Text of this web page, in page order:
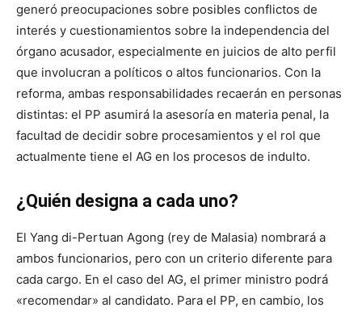
generó preocupaciones sobre posibles conflictos de
interés y cuestionamientos sobre la independencia del
órgano acusador, especialmente en juicios de alto perfil
que involucran a políticos o altos funcionarios. Con la
reforma, ambas responsabilidades recaerán en personas
distintas: el PP asumirá la asesoría en materia penal, la
facultad de decidir sobre procesamientos y el rol que
actualmente tiene el AG en los procesos de indulto.
¿Quién designa a cada uno?
El Yang di-Pertuan Agong (rey de Malasia) nombrará a
ambos funcionarios, pero con un criterio diferente para
cada cargo. En el caso del AG, el primer ministro podrá
«recomendar» al candidato. Para el PP, en cambio, los